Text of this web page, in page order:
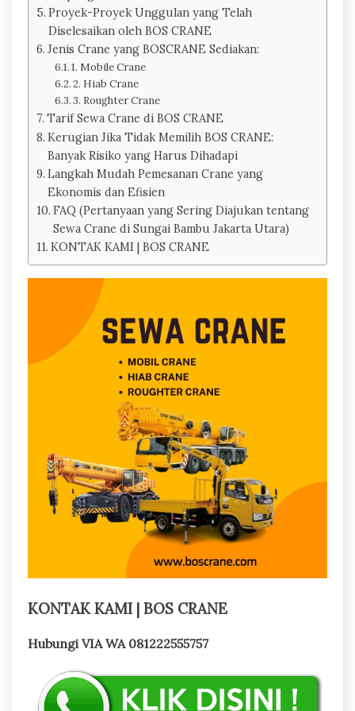
Proyek-Proyek Unggulan yang Telah
Diselesaikan oleh BOS CRANE
Jenis Crane yang BOSCRANE Sediakan:
1. Mobile Crane
2. Hiab Crane
3. Roughter Crane
Tarif Sewa Crane di BOS CRANE
Kerugian Jika Tidak Memilih BOS CRANE:
Banyak Risiko yang Harus Dihadapi
Langkah Mudah Pemesanan Crane yang
Ekonomis dan Efisien
FAQ (Pertanyaan yang Sering Diajukan tentang
Sewa Crane di Sungai Bambu Jakarta Utara)
KONTAK KAMI | BOS CRANE
KONTAK KAMI | BOS CRANE
Hubungi VIA WA 081222555757